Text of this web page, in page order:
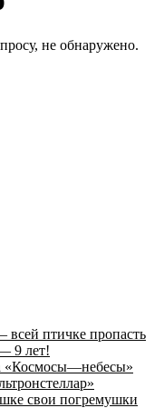
не обнаружено.
птичке пропасть
9 лет!
«Космосы—небесы»
свои погремушки